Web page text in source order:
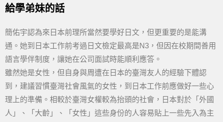
給學弟妹的話
簡佑宇認為來日本前理所當然要學好日文，但更重要的是能溝
通。她到日本工作前考過日文檢定最高是N3，但因在校期間善用
語言學伴制度，讓她在公司面試時能順利應答。
雖然她是女性，但自身與周遭在日本的臺灣友人的經驗下體認
到，建議習慣臺灣社會風氣的女性，到日本工作前應做好一些心
理上的準備。相較於臺灣女權較為抬頭的社會，日本對於「外國
人」、「大齡」、「女性」這些身份的人容易貼上一些先入為主